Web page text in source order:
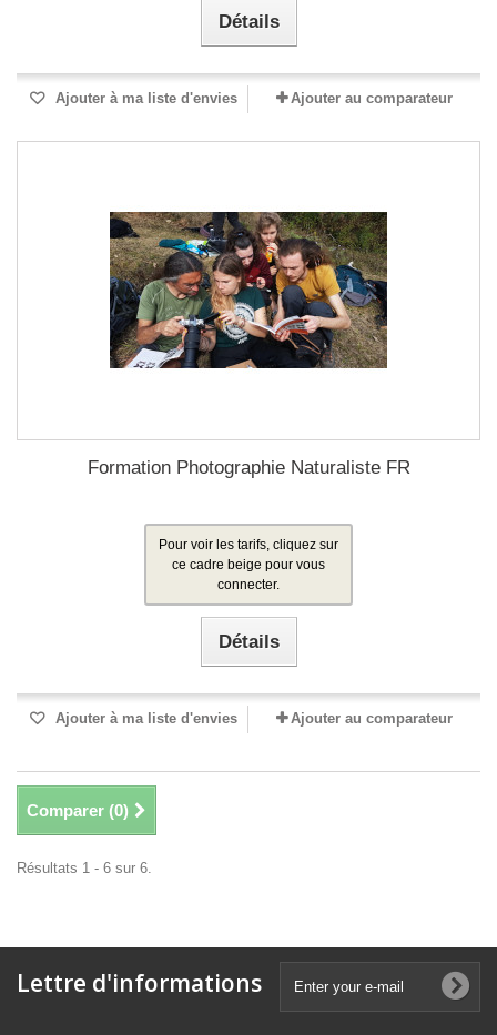
Détails
Ajouter à ma liste d'envies Ajouter au comparateur
Formation Photographie Naturaliste FR
Pour voir les tarifs, cliquez sur
ce cadre beige pour vous
connecter.
Détails
Ajouter à ma liste d'envies Ajouter au comparateur
Comparer (0)
Résultats 1 - 6 sur 6.
Lettre d'informations